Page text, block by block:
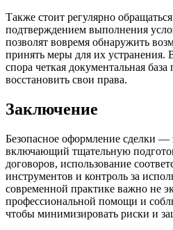
Также стоит регулярно
подтверждением выполнения
позволят вовремя обнаружить
принять меры для их устранения.
спора четкая документальная
восстановить свои права.
Заключение
Безопасное оформление сделки —
включающий тщательную
договоров, использование
инструментов и контроль за
современной практике важно не
профессиональной помощи и
чтобы минимизировать риски и